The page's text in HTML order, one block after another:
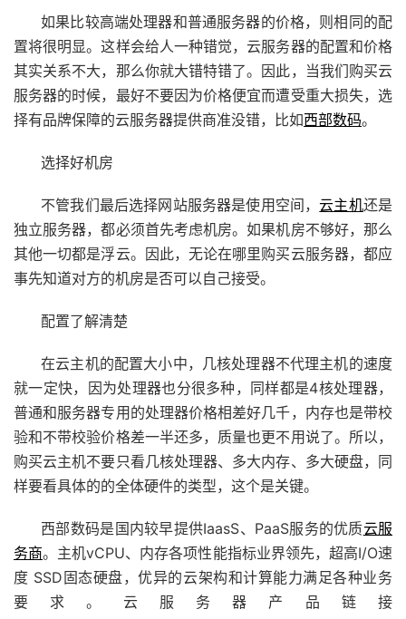
如果比较高端处理器和普通服务器的价格，则相同的配
置将很明显。这样会给人一种错觉，云服务器的配置和价格
其实关系不大，那么你就大错特错了。因此，当我们购买云
服务器的时候，最好不要因为价格便宜而遭受重大损失，选
择有品牌保障的云服务器提供商准没错，比如西部数码。
选择好机房
不管我们最后选择网站服务器是使用空间，云主机还是
独立服务器，都必须首先考虑机房。如果机房不够好，那么
其他一切都是浮云。因此，无论在哪里购买云服务器，都应
事先知道对方的机房是否可以自己接受。
配置了解清楚
在云主机的配置大小中，几核处理器不代理主机的速度
就一定快，因为处理器也分很多种，同样都是4核处理器，
普通和服务器专用的处理器价格相差好几千，内存也是带校
验和不带校验价格差一半还多，质量也更不用说了。所以，
购买云主机不要只看几核处理器、多大内存、多大硬盘，同
样要看具体的的全体硬件的类型，这个是关键。
西部数码是国内较早提供IaasS、PaaS服务的优质云服
务商。主机vCPU、内存各项性能指标业界领先，超高I/O速
度 SSD固态硬盘，优异的云架构和计算能力满足各种业务
要求。云服务器产品链接